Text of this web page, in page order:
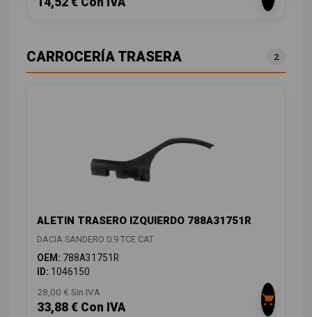
CARROCERÍA TRASERA 2
ALETIN TRASERO IZQUIERDO 788A31751R
DACIA SANDERO 0.9 TCE CAT
OEM: 788A31751R
ID: 1046150
28,00 € Sin IVA
33,88 € Con IVA